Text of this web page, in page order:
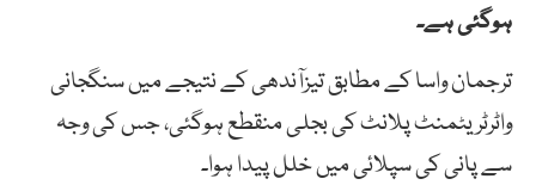
ہوگئی ہے۔
ترجمان واسا کے مطابق تیزآندھی کے نتیجے میں سنگجانی
واٹرٹریٹمنٹ پلانٹ کی بجلی منقطع ہوگئی، جس کی وجہ
سے پانی کی سپلائی میں خلل پیدا ہوا۔